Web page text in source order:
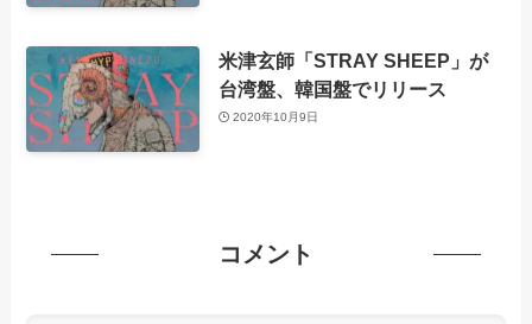
米津玄師「STRAY SHEEP」が
台湾盤、韓国盤でリリース
2020年10月9日
コメント